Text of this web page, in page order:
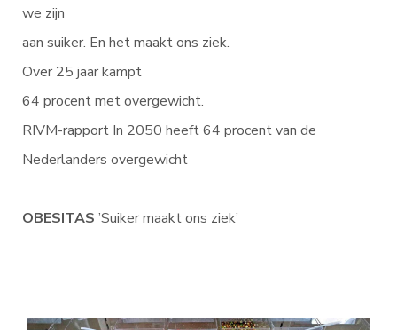
we zijn
aan suiker. En het maakt ons ziek.
Over 25 jaar kampt
64 procent met overgewicht.
RIVM-rapport In 2050 heeft 64 procent van de
Nederlanders overgewicht
OBESITAS ’Suiker maakt ons ziek’